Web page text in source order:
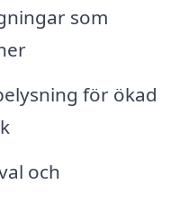
som
för ökad
och